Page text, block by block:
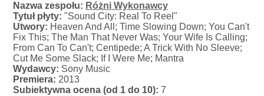
Nazwa zespołu: Różni Wykonawcy
Tytuł płyty: "Sound City: Real To Reel"
Utwory: Heaven And All; Time Slowing Down; You Can't
Fix This; The Man That Never Was; Your Wife Is Calling;
From Can To Can't; Centipede; A Trick With No Sleeve;
Cut Me Some Slack; If I Were Me; Mantra
Wydawcy: Sony Music
Premiera: 2013
Subiektywna ocena (od 1 do 10): 7